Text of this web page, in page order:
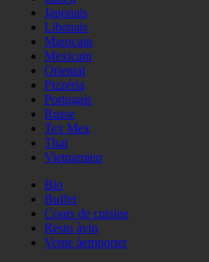
Japonais
Libanais
Marocain
Mexicain
Oriental
Pizzéria
Portugais
Russe
Tex Mex
Thaï
Vietnamien
Bio
Buffet
Cours de cuisine
Resto àvin
Vente àemporter